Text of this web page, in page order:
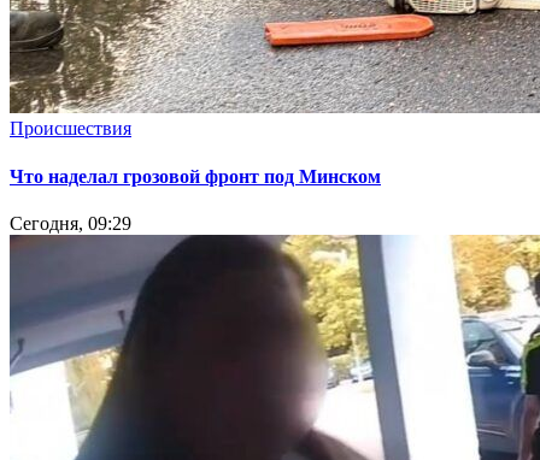
Происшествия
Что наделал грозовой фронт под Минском
Сегодня, 09:29